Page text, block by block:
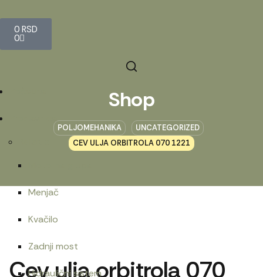
0 RSD
0
Menjač
Kvačilo
Zadnji most
Hidraulični sistem
Shop
POLJOMEHANIKA
UNCATEGORIZED
CEV ULJA ORBITROLA 070 1221
Cev ulja orbitrola 070